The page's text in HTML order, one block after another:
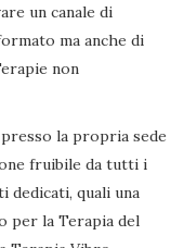
un canale di
ma anche di
non
la propria sede
fruibile da tutti i
dedicati, quali una
per la Terapia del